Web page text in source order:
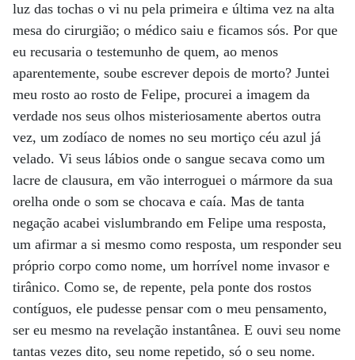
luz das tochas o vi nu pela primeira e última vez na alta
mesa do cirurgião; o médico saiu e ficamos sós. Por que
eu recusaria o testemunho de quem, ao menos
aparentemente, soube escrever depois de morto? Juntei
meu rosto ao rosto de Felipe, procurei a imagem da
verdade nos seus olhos misteriosamente abertos outra
vez, um zodíaco de nomes no seu mortiço céu azul já
velado. Vi seus lábios onde o sangue secava como um
lacre de clausura, em vão interroguei o mármore da sua
orelha onde o som se chocava e caía. Mas de tanta
negação acabei vislumbrando em Felipe uma resposta,
um afirmar a si mesmo como resposta, um responder seu
próprio corpo como nome, um horrível nome invasor e
tirânico. Como se, de repente, pela ponte dos rostos
contíguos, ele pudesse pensar com o meu pensamento,
ser eu mesmo na revelação instantânea. E ouvi seu nome
tantas vezes dito, seu nome repetido, só o seu nome.